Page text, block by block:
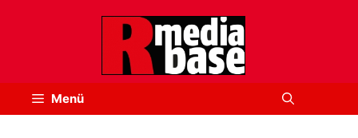
Menü